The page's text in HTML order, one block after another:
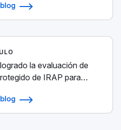
la evaluación de
de IRAP para